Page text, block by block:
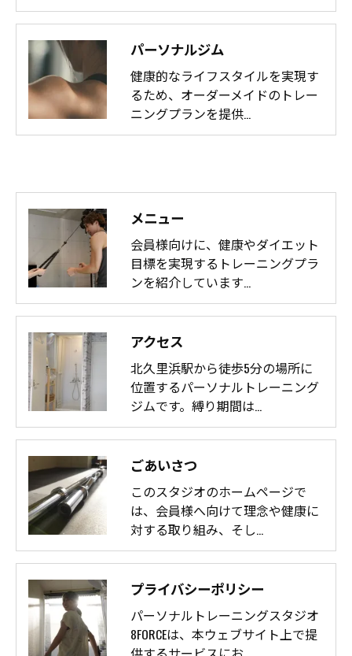
パーソナルジム
健康的なライフスタイルを実現す
るため、オーダーメイドのトレー
ニングプランを提供…
メニュー
会員様向けに、健康やダイエット
目標を実現するトレーニングプラ
ンを紹介しています…
アクセス
北久里浜駅から徒歩5分の場所に
位置するパーソナルトレーニング
ジムです。縛り期間は…
ごあいさつ
このスタジオのホームページで
は、会員様へ向けて理念や健康に
対する取り組み、そし…
プライバシーポリシー
パーソナルトレーニングスタジオ
8FORCEは、本ウェブサイト上で提